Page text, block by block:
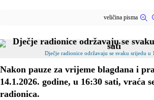
veličina pisma
Dječje radionice održavaju se svaku srijedu u
Nakon pauze za vrijeme blagdana i
14.1.2026. godine, u 16:30 sati, vraća
radionica.